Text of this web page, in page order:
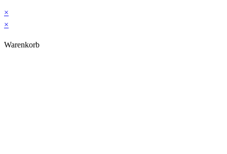
×
×
Warenkorb